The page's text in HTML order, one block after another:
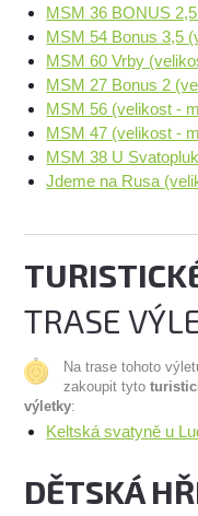
MSM 36 BONUS
MSM 54 Bonus 3,5
MSM 60 Vrby
MSM 27 Bonus 2
MSM 56 (velikost -
MSM 47 (velikost -
MSM 38 U
Jdeme na Rusa
TRASE
Na trase tohoto
zakoupit tyto
výletky:
Keltská svatyně u
DĚTSKÁ